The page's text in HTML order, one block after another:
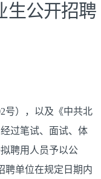
生公开招聘
号）， 以及《中共北
过笔试、面试、体
聘用人员予以公
聘单位在规定日期内